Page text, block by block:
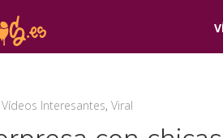
Vídeos Interesantes, Viral